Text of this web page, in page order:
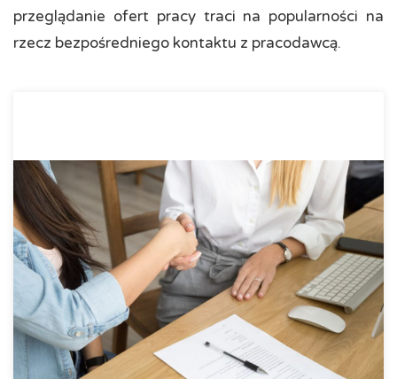
przeglądanie ofert pracy traci na popularności na
rzecz bezpośredniego kontaktu z pracodawcą.